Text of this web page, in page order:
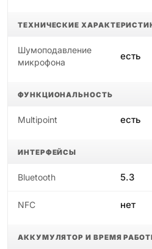
ТЕХНИЧЕСКИЕ
Шумоподавление
микрофона
есть
ФУНКЦИОНАЛЬНОСТЬ
Multipoint есть
ИНТЕРФЕЙСЫ
Bluetooth 5.3
NFC нет
АККУМУЛЯТОР И ВРЕМЯ